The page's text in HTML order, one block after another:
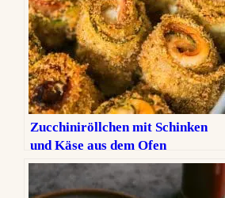
Zucchiniröllchen mit Schinken
und Käse aus dem Ofen